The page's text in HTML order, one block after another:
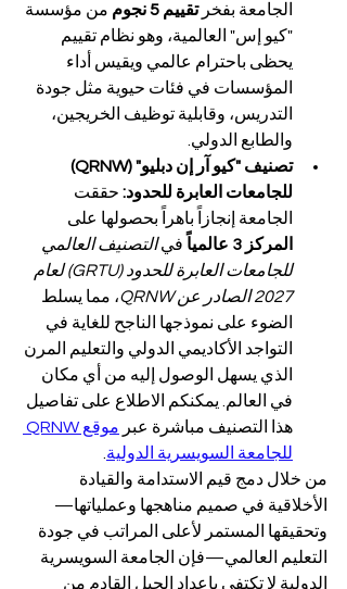
الجامعة بفخر تقييم 5 نجوم
من مؤسسة
"كيو إس" العالمية، وهو نظام تقييم
يحظى باحترام عالمي ويقيس أداء
المؤسسات في فئات حيوية مثل جودة
التدريس، وقابلية توظيف الخريجين،
والطابع الدولي.
تصنيف "كيو آر إن دبليو" (QRNW)
للجامعات العابرة للحدود: حققت
الجامعة إنجازاً باهراً بحصولها على
المركز 3 عالمياً
في التصنيف العالمي
للجامعات العابرة للحدود (GRTU) لعام
2027 الصادر عن QRNW
، مما يسلط
الضوء على نموذجها الناجح للغاية في
التواجد الأكاديمي الدولي والتعليم المرن
الذي يسهل الوصول إليه من أي مكان
في العالم. يمكنكم الاطلاع على تفاصيل
هذا التصنيف مباشرة عبر
للجامعة السويسرية الدولية
من خلال دمج قيم الاستدامة والقيادة
الأخلاقية في صميم مناهجها وعملياتها—
وتحقيقها المستمر لأعلى المراتب في جودة
التعليم العالمي—فإن الجامعة السويسرية
الدولية لا تكتفي بإعداد الجيل القادم من